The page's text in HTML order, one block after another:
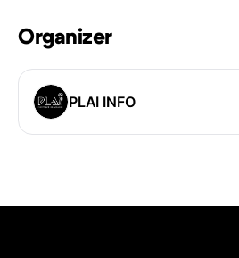
Organizer
PLAI INFO